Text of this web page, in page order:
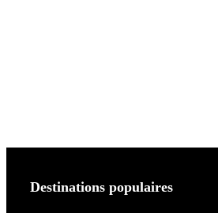
Destinations populaires